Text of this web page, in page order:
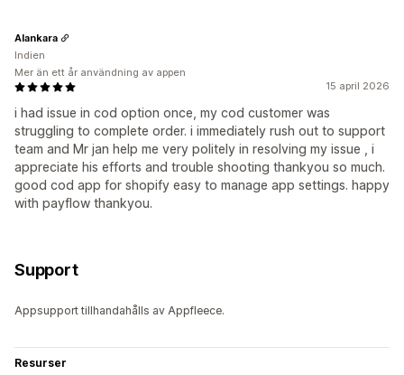
15 april 2026
i had issue in cod option once, my cod customer was
struggling to complete order. i immediately rush out to support
team and Mr jan help me very politely in resolving my issue , i
appreciate his efforts and trouble shooting thankyou so much.
good cod app for shopify easy to manage app settings. happy
with payflow thankyou.
Alankara
Indien
Mer än ett år användning av appen
Support
Appsupport tillhandahålls av Appfleece.
Resurser